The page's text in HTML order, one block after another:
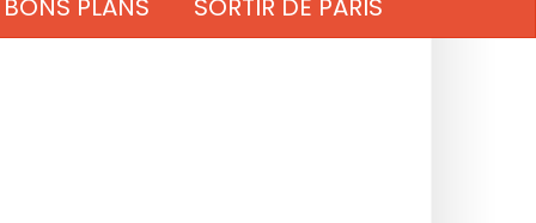
BONS PLANS SORTIR DE PARIS